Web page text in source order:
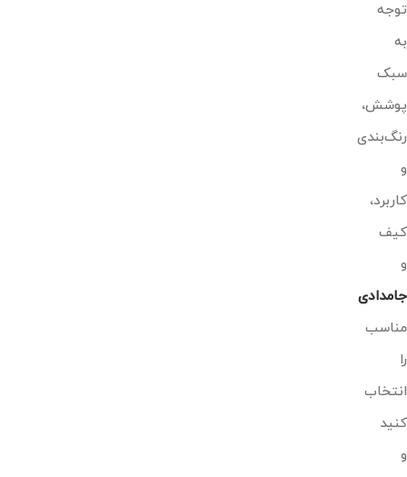
توجه
به
سبک
پوشش،
رنگ‌بندی
و
کاربرد،
کیف
و
جامدادی
مناسب
را
انتخاب
کنید
و